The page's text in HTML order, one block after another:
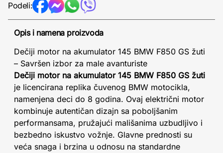
Podeli:
Opis i namena proizvoda
Dečiji motor na akumulator 145 BMW F850 GS žuti
– Savršen izbor za male avanturiste
Dečiji motor na akumulator 145 BMW F850 GS žuti
je licencirana replika čuvenog BMW motocikla,
namenjena deci do 8 godina. Ovaj električni motor
kombinuje autentičan dizajn sa poboljšanim
performansama, pružajući mališanima uzbudljivo i
bezbedno iskustvo vožnje. Glavne prednosti su
veća snaga i brzina u odnosu na standardne